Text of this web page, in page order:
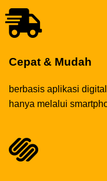
Cepat & Mudah
berbasis aplikasi
hanya melalui